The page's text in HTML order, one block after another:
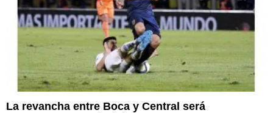
La revancha entre Boca y Central será